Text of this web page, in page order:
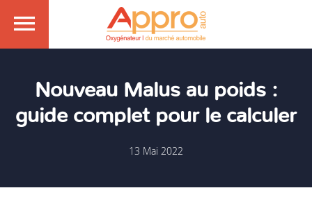
Nouveau Malus au poids :
guide complet pour le calculer
13 Mai 2022